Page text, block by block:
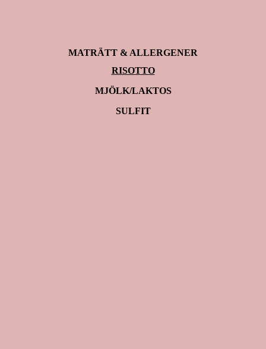
MATRÄTT & ALLERGENER
RISOTTO
MJÖLK/LAKTOS
SULFIT